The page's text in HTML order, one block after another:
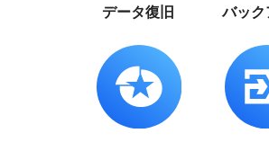
データ復旧 バッ